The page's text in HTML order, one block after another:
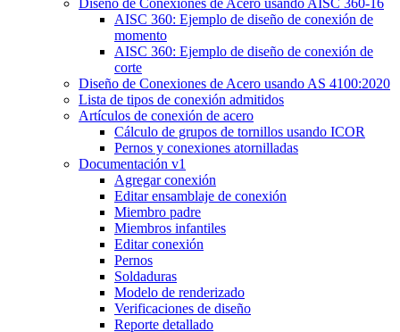
Diseño de Conexiones de Acero usando AISC 360-16
AISC 360: Ejemplo de diseño de conexión de
momento
AISC 360: Ejemplo de diseño de conexión de
corte
Diseño de Conexiones de Acero usando AS 4100:2020
Lista de tipos de conexión admitidos
Artículos de conexión de acero
Cálculo de grupos de tornillos usando ICOR
Pernos y conexiones atornilladas
Documentación v1
Agregar conexión
Editar ensamblaje de conexión
Miembro padre
Miembros infantiles
Editar conexión
Pernos
Soldaduras
Modelo de renderizado
Verificaciones de diseño
Reporte detallado